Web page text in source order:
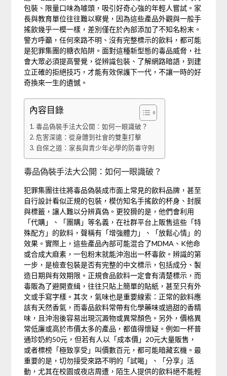
包裝、限量口味為噱頭，吸引好奇心強的年輕人嘗試。家
長與教育單位往往難以察覺，因為這些產品外觀與一般手
搖飲幾乎一模一樣，差別僅在於內部添加了不知名粉末。
警方呼籲，任何來路不明、沒有完整標示的飲料，都可能
是犯罪集團的糖衣陷阱。面對這種新型態的毒品威脅，社
會大眾必須提高警覺，從辨識包裝、了解網路暗語，到建
立正確的拒絕技巧，才能有效保護下一代，不讓一時的好
奇換來一生的遺憾。
內容目錄
毒品偽裝手法大公開：如何一眼識破？
危害深遠：從身體到社會的雙重打擊
自保之道：家長與青少年必學的防毒守則
毒品偽裝手法大公開：如何一眼識破？
犯罪集團往往將毒品偽裝成市面上常見的飲料品牌，甚至
自行設計看似正規的包裝，模仿知名手搖飲的杯身、封膜
與標籤，讓人難以分辨真偽。更狡猾的是，他們會利用
「代購」、「團購」等名義，在社群平台上販售這些「特
殊配方」的飲料，聲稱有「增強體力」、「放鬆心情」的
效果。實際上，這些產品內部可能混合了MDMA、K他命
或合成大麻素，一包粉末就能沖泡出一杯毒飲。辨識的第
一步，是檢查包裝是否有完整的中文標示，包括成分、製
造日期與有效期限。正規食品飲料一定會有清楚標示，而
毒販為了避開查緝，往往只貼上簡單的貼紙，甚至只有外
文或手寫字樣。其次，氣味也是重要線索：正常的飲料應
該有天然香氣，而毒品飲料常帶有化學藥味或過甜的香精
味，且沖泡後容易出現沉澱物或異常顏色。另外，價格異
常低廉或高於市價太多的產品，都值得懷疑。例如一杯普
通珍奶約50元，但若有人以「成本價」20元大量販售，
或者標榜「極致享受」叫價數百元，都可能暗藏玄機。最
重要的是，切勿接受來路不明的「試喝」、「分享」活
動，尤其在校園或夜店周遭，陌生人提供的飲料絕不能輕